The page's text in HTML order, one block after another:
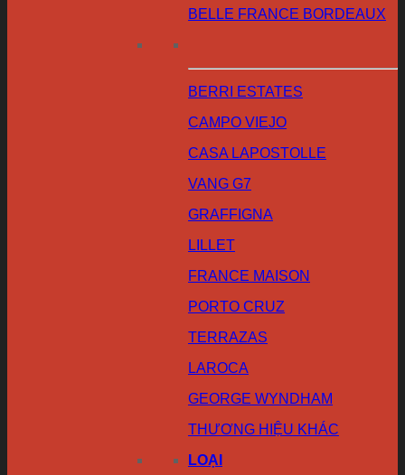
BELLE FRANCE BORDEAUX
BERRI ESTATES
CAMPO VIEJO
CASA LAPOSTOLLE
VANG G7
GRAFFIGNA
LILLET
FRANCE MAISON
PORTO CRUZ
TERRAZAS
LAROCA
GEORGE WYNDHAM
THƯƠNG HIỆU KHÁC
LOẠI